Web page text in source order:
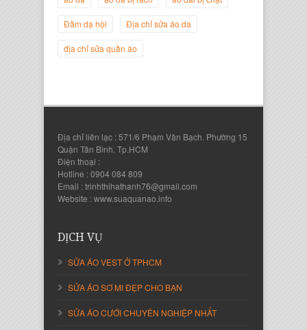
Giám Đốc Công ty Twist Potato
Đầm dạ hội Địa chỉ sửa áo da
địa chỉ sửa quần áo
Địa chỉ liên lạc : 571/6 Phạm Văn Bạch. Phường 15
Quận Tân Bình. Tp.HCM
Điện thoại :
Hotline : 0904 084 809
Email : trinhthihathanh76@gmail.com
Website : www.suaquanao.info
DỊCH VỤ
SỬA ÁO VEST Ở TPHCM
SỬA ÁO SƠ MI ĐẸP CHO BẠN
SỬA ÁO CƯỚI CHUYÊN NGHIỆP NHẤT